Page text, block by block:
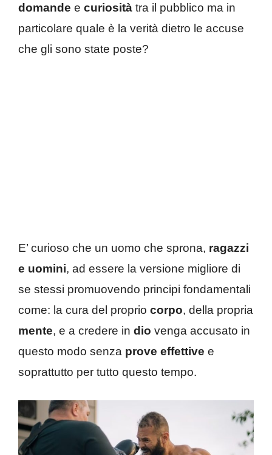
domande e curiosità tra il pubblico ma in
particolare quale è la verità dietro le accuse
che gli sono state poste?
E’ curioso che un uomo che sprona, ragazzi
e uomini, ad essere la versione migliore di
se stessi promuovendo principi fondamentali
come: la cura del proprio corpo, della propria
mente, e a credere in dio venga accusato in
questo modo senza prove effettive e
soprattutto per tutto questo tempo.